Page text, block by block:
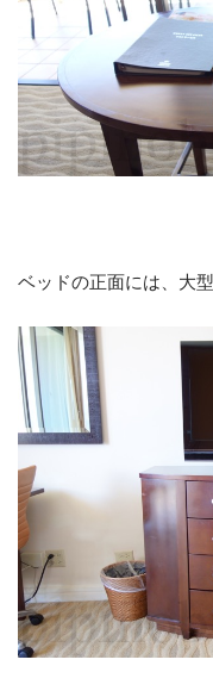
ベッドの正面には、大